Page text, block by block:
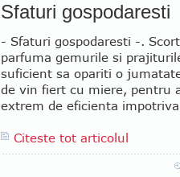
Sfaturi gospodaresti
- Sfaturi gospodaresti -.
parfuma gemurile si
suficient sa opariti o
de vin fiert cu miere, pentru
extrem de eficienta
Citeste tot articolul